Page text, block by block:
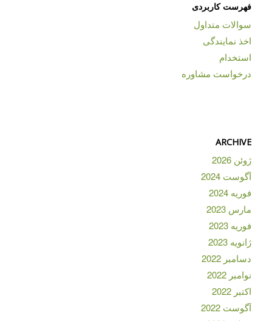
فهرست کاربردی
سوالات متداول
اخذ نمایندگی
استخدام
درخواست مشاوره
ARCHIVE
ژوئن 2026
آگوست 2024
فوریه 2024
مارس 2023
فوریه 2023
ژانویه 2023
دسامبر 2022
نوامبر 2022
اکتبر 2022
آگوست 2022